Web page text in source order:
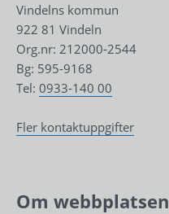
Vindelns kommun
922 81 Vindeln
Org.nr: 212000-2544
Bg: 595-9168
Tel: 0933-140 00
Fler kontaktuppgifter
Om webbplatsen